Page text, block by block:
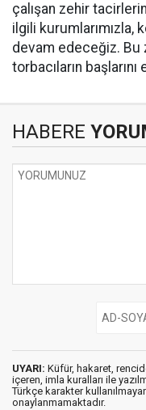
çalışan zehir
ilgili
devam edeceğiz. Bu
torbacıların başlarını
HABERE
UYARI: Küfür, hakaret,
içeren, imla kuralları ile
Türkçe karakter
onaylanmamaktadır.